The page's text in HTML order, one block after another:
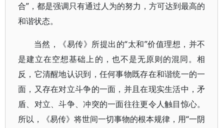
合”，都是强调只有通过人为的努力，方可达到最高的
和谐状态。
当然，《易传》所提出的“太和”价值理想，并不
是建立在空想基础上的，也不是无原则的混同。相
反，它清醒地认识到，任何事物既存在和谐统一的一
面，又存在对立斗争的一面，并且在现实生活中，矛
盾、对立、斗争、冲突的一面往往更令人触目惊心。
所以，《易传》将世间一切事物的根本规律，用“一阴